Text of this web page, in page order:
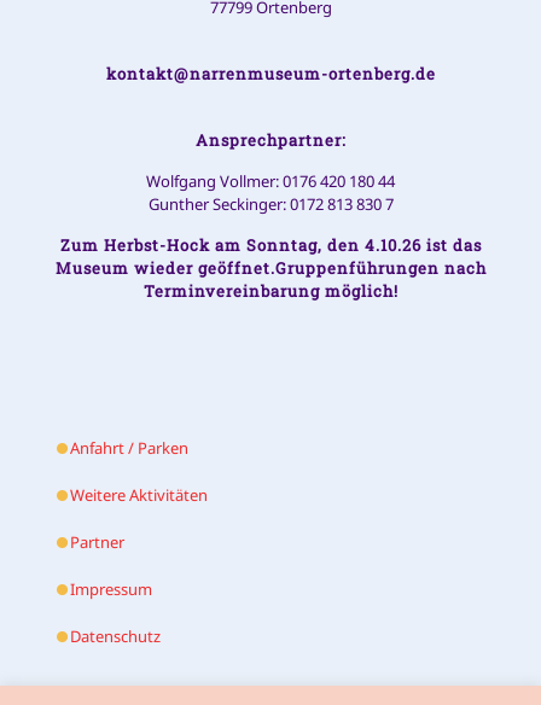
77799 Ortenberg
kontakt@narrenmuseum-ortenberg.de
Ansprechpartner:
Wolfgang Vollmer: 0176 420 180 44
Gunther Seckinger: 0172 813 830 7
Zum Herbst-Hock am Sonntag, den 4.10.26 ist das
Museum wieder geöffnet.Gruppenführungen nach
Terminvereinbarung möglich!
Anfahrt / Parken
Weitere Aktivitäten
Partner
Impressum
Datenschutz